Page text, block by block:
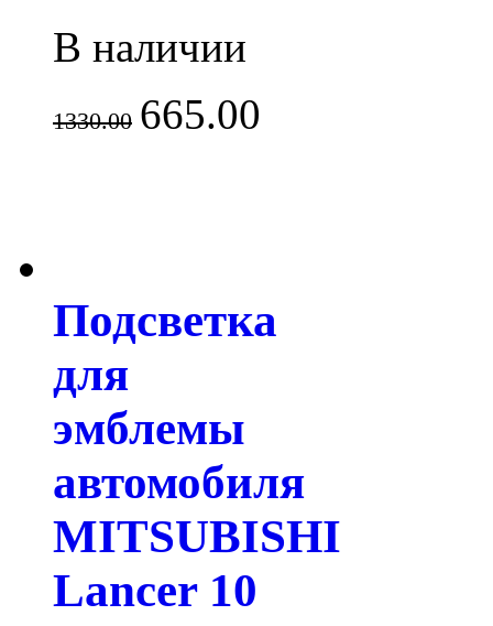
В наличии
1330.00 665.00
Подсветка
для
эмблемы
автомобиля
MITSUBISHI
Lancer 10